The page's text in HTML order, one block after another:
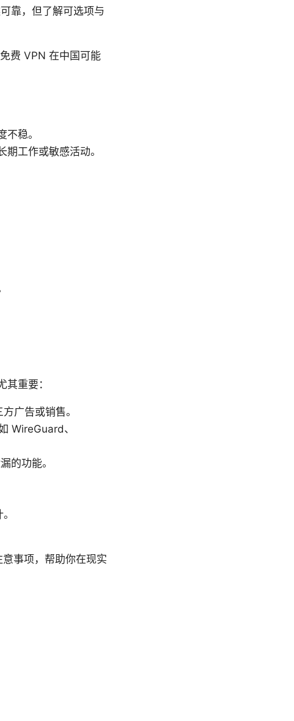
靠，但了解可选项与
费 VPN 在中国可能
稳。
工作或敏感活动。
重要：
广告或销售。
WireGuard、
的功能。
事项，帮助你在现实